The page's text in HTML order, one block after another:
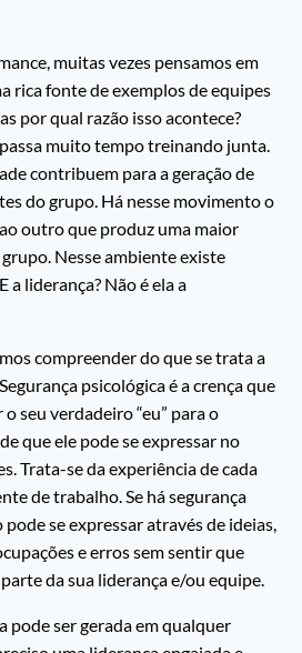
muitas vezes pensamos em
rica fonte de exemplos de equipes
por qual razão isso acontece?
muito tempo treinando junta.
contribuem para a geração de
do grupo. Há nesse movimento o
outro que produz uma maior
Nesse ambiente existe
a liderança? Não é ela a
compreender do que se trata a
psicológica é a crença que
seu verdadeiro “eu” para o
que ele pode se expressar no
Trata-se da experiência de cada
de trabalho. Se há segurança
se expressar através de ideias,
e erros sem sentir que
da sua liderança e/ou equipe.
pode ser gerada em qualquer